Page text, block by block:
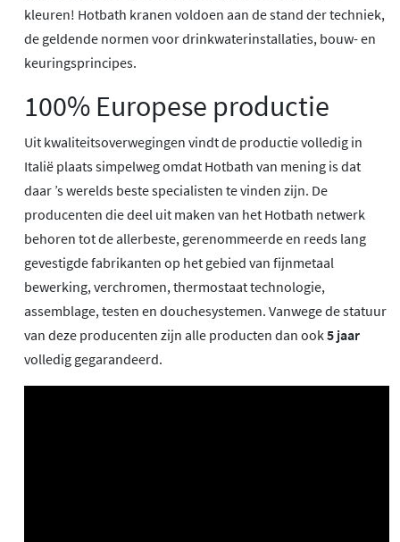
kleuren! Hotbath kranen voldoen aan de stand der techniek,
de geldende normen voor drinkwaterinstallaties, bouw- en
keuringsprincipes.
100% Europese productie
Uit kwaliteitsoverwegingen vindt de productie volledig in
Italië plaats simpelweg omdat Hotbath van mening is dat
daar ’s werelds beste specialisten te vinden zijn. De
producenten die deel uit maken van het Hotbath netwerk
behoren tot de allerbeste, gerenommeerde en reeds lang
gevestigde fabrikanten op het gebied van fijnmetaal
bewerking, verchromen, thermostaat technologie,
assemblage, testen en douchesystemen. Vanwege de statuur
van deze producenten zijn alle producten dan ook5 jaar
volledig gegarandeerd.